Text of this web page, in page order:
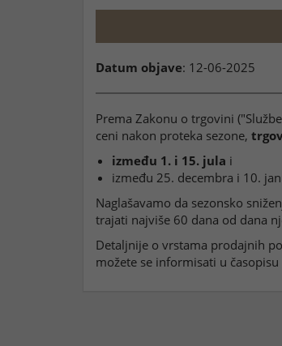
Datum objave: 12-06-2025
Prema Zakonu o trgovini
ceni nakon proteka sezone,
između 1. i 15. jula i
između 25. decembra i 10.
Naglašavamo da sezonsko
trajati najviše 60 dana od dana
Detaljnije o vrstama prodajnih
možete se informisati u